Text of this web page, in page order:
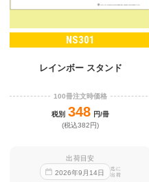
NS301
レインボー スタンド
100冊注文時価格
税別 348 円/冊
(税込382円)
出荷目安
2026年9 月 14日
迄に
出荷